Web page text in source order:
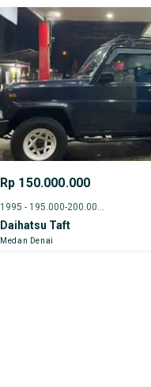
Rp 150.000.000
Daihatsu Taft
Medan Denai